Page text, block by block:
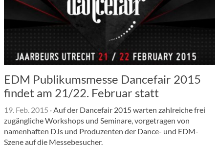
EDM Publikumsmesse Dancefair 2015
findet am 21/22. Februar statt
19. Feb. 2015 ·Auf der Dancefair 2015 warten zahlreiche frei
zugängliche Workshops und Seminare, vorgetragen von
namenhaften DJs und Produzenten der Dance- und EDM-
Szene auf die Messebesucher.